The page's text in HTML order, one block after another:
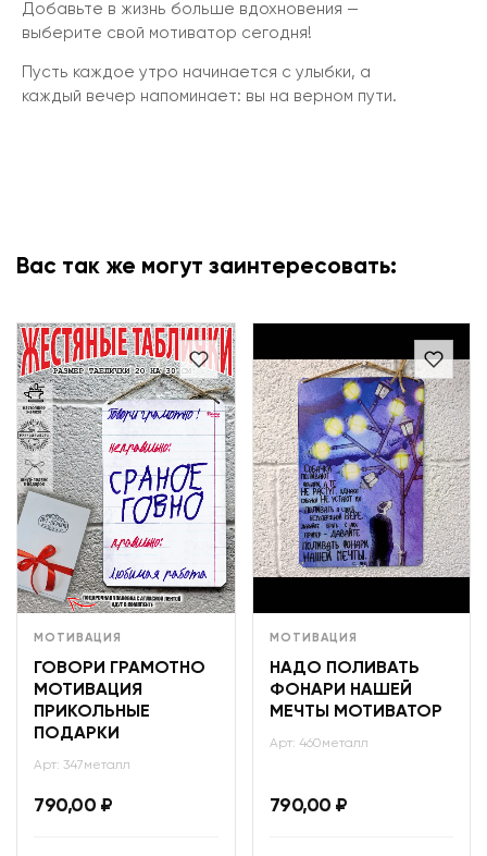
Добавьте в жизнь больше вдохновения —
выберите свой мотиватор сегодня!
Пусть каждое утро начинается с улыбки, а
каждый вечер напоминает: вы на верном пути.
Вас так же могут заинтересовать:
МОТИВАЦИЯ
ГОВОРИ ГРАМОТНО
МОТИВАЦИЯ
ПРИКОЛЬНЫЕ
ПОДАРКИ
Арт: 347металл
790,00 ₽
МОТИВАЦИЯ
НАДО ПОЛИВАТЬ
ФОНАРИ НАШЕЙ
МЕЧТЫ МОТИВАТОР
Арт: 460металл
790,00 ₽